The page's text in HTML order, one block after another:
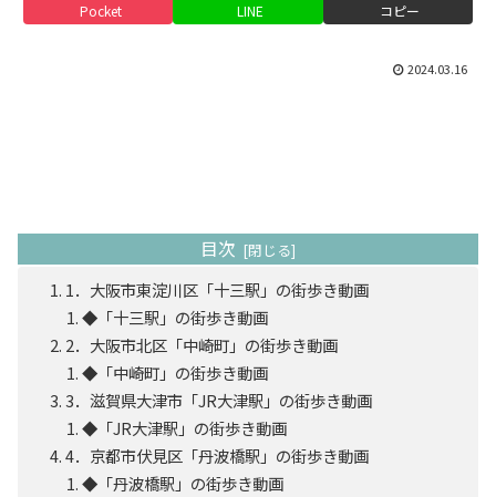
Pocket LINE コピー
2024.03.16
目次
1．大阪市東淀川区「十三駅」の街歩き動画
◆「十三駅」の街歩き動画
2．大阪市北区「中崎町」の街歩き動画
◆「中崎町」の街歩き動画
3．滋賀県大津市「JR大津駅」の街歩き動画
◆「JR大津駅」の街歩き動画
4．京都市伏見区「丹波橋駅」の街歩き動画
◆「丹波橋駅」の街歩き動画